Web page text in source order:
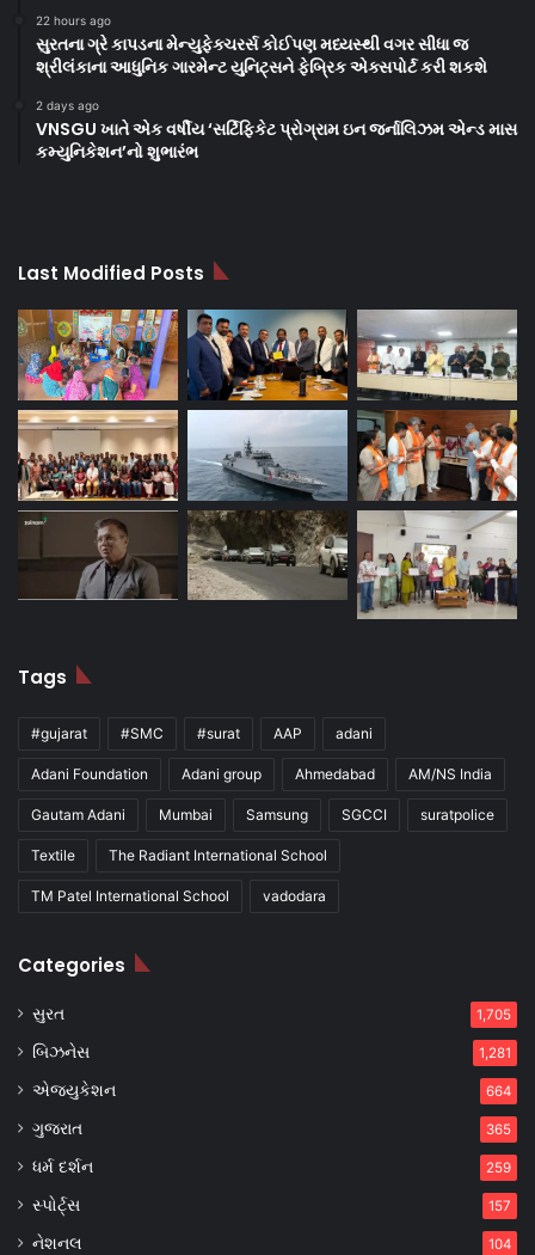
22 hours ago
સુરતના ગ્રે કાપડના મેન્યુફેક્ચરર્સ કોઈપણ મધ્યસ્થી વગર સીધા જ
શ્રીલંકાના આધુનિક ગારમેન્ટ યુનિટ્સને ફેબ્રિક એક્સપોર્ટ કરી શકશે
2 days ago
VNSGU ખાતે એક વર્ષીય ‘સર્ટિફિકેટ પ્રોગ્રામ ઇન જર્નાલિઝમ એન્ડ માસ
કમ્યુનિકેશન’નો શુભારંભ
Last Modified Posts
Tags
#gujarat #SMC #surat AAP adani
Adani Foundation Adani group Ahmedabad AM/NS India
Gautam Adani Mumbai Samsung SGCCI suratpolice
Textile The Radiant International School
TM Patel International School vadodara
Categories
સુરત 1,705
બિઝનેસ 1,281
એજ્યુકેશન 664
ગુજરાત 365
ધર્મ દર્શન 259
સ્પોર્ટ્સ 157
નેશનલ 104